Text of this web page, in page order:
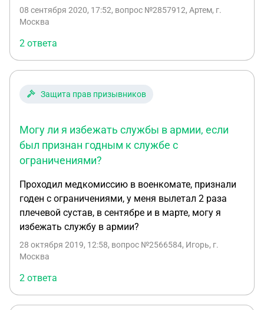
пока «воевать» напрямую не хочется, только в
крайнем случае, когда на призывной комиссии
сентября получаю результат, а 25 сентября
должен явится в военкомат и предоставить эти
в ногах (стопы, также в области берцовой кости),
давление, есть подозрение на гипертонию,
скажите пожалуйста, с такими симптомами
имеют право забрать в армию?
08 сентября 2020, 17:52, вопрос №2857912, Артем, г.
Москва
2 ответа
Защита прав призывников
Могу ли я избежать службы в армии, если
был признан годным к службе с
ограничениями?
Проходил медкомиссию в военкомате, признали
годен с ограничениями, у меня вылетал 2 раза
плечевой сустав, в сентябре и в марте, могу я
избежать службу в армии?
28 октября 2019, 12:58, вопрос №2566584, Игорь, г.
Москва
2 ответа